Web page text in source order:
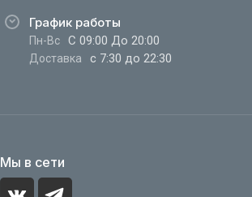
График работы
Пн-Вс С 09:00 До 20:00
Доставка с 7:30 до 22:30
Мы в сети